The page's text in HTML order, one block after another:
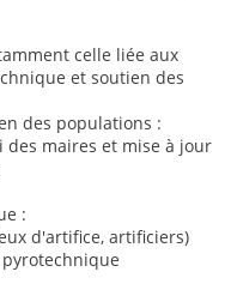
celle liée aux
et soutien des
des populations :
maires et mise à jour
:
d'artifice, artificiers)